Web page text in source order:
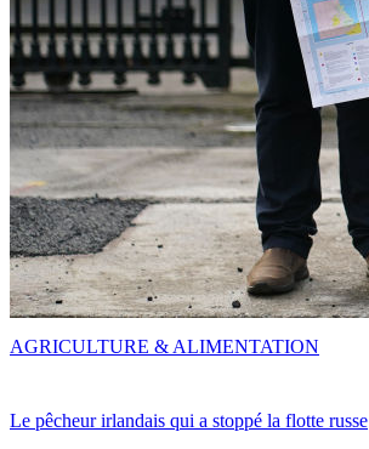
Le pêcheur irlandais qui a stoppé la flotte russe
AGRICULTURE & ALIMENTATION